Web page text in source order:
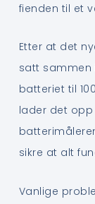
fienden til et
Etter at det
satt sammen
batteriet til
lader det opp
sikre at alt
Vanlige